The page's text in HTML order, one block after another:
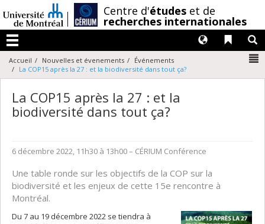
au
contenu
Centre d'études et de
recherches internationales
Menu
Liens
Langues
Accueil Nouvelles et évenements
Événements
La COP15 après la 27 : et la biodiversité dans tout ça?
La COP15 après la 27 : et la
biodiversité dans tout ça?
6 décembre 2022, 11h30 à 13h00– CÉRIUM Conférence
Une table ronde sur les objectifs de la COP sur la
biodiversité et les enjeux de cette 15e rencontre à
Montréal.
Du 7 au 19 décembre 2022 se tiendra à